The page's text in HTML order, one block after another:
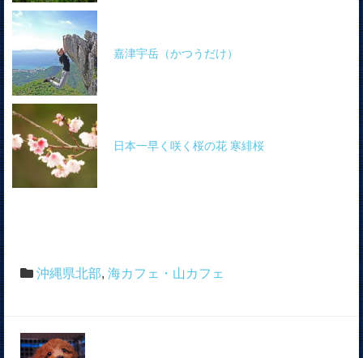
嘉津宇岳（かつうだけ）
日本一早く咲く桜の花 寒緋桜
沖縄県北部, 海カフェ・山カフェ